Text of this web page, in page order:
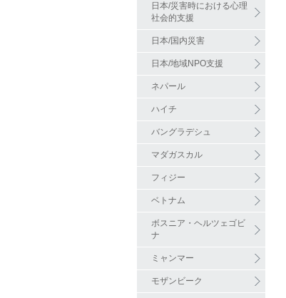
日本/災害時における心理
社会的支援
日本/国内災害
日本/地域NPO支援
ネパール
ハイチ
バングラデシュ
マダガスカル
フィジー
ベトナム
ボスニア・ヘルツェゴビ
ナ
ミャンマー
モザンビーク